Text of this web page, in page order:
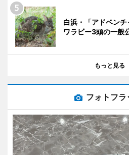
白浜・「アドベン
ワラビー3頭の一般
もっと見る
フォトフラ